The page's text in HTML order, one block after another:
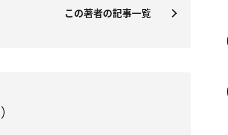
この著者の記事一覧